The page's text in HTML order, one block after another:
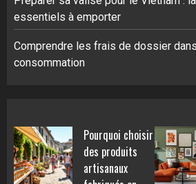
essentiels à emporter
Comprendre les frais de dossier
consommation
Pourquoi choisir
des produits
artisanaux